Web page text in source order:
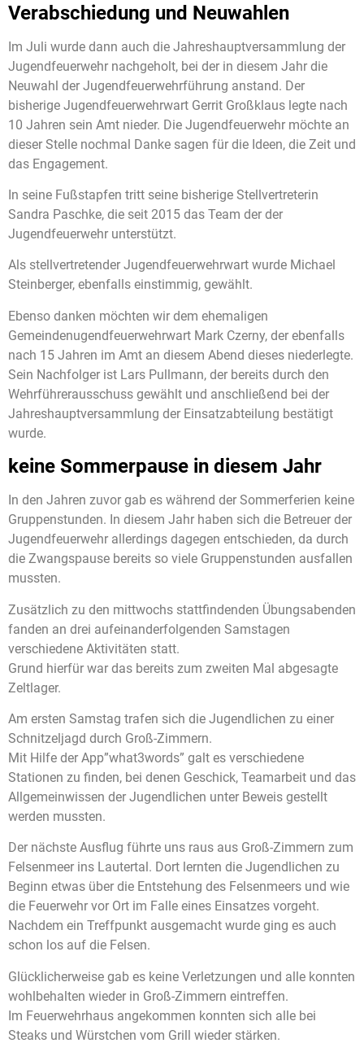
Verabschiedung und Neuwahlen
Im Juli wurde dann auch die Jahreshauptversammlung der
Jugendfeuerwehr nachgeholt, bei der in diesem Jahr die
Neuwahl der Jugendfeuerwehrführung anstand. Der
bisherige Jugendfeuerwehrwart Gerrit Großklaus legte nach
10 Jahren sein Amt nieder. Die Jugendfeuerwehr möchte an
dieser Stelle nochmal Danke sagen für die Ideen, die Zeit und
das Engagement.
In seine Fußstapfen tritt seine bisherige Stellvertreterin
Sandra Paschke, die seit 2015 das Team der der
Jugendfeuerwehr unterstützt.
Als stellvertretender Jugendfeuerwehrwart wurde Michael
Steinberger, ebenfalls einstimmig, gewählt.
Ebenso danken möchten wir dem ehemaligen
Gemeindenugendfeuerwehrwart Mark Czerny, der ebenfalls
nach 15 Jahren im Amt an diesem Abend dieses niederlegte.
Sein Nachfolger ist Lars Pullmann, der bereits durch den
Wehrführerausschuss gewählt und anschließend bei der
Jahreshauptversammlung der Einsatzabteilung bestätigt
wurde.
keine Sommerpause in diesem Jahr
In den Jahren zuvor gab es während der Sommerferien keine
Gruppenstunden. In diesem Jahr haben sich die Betreuer der
Jugendfeuerwehr allerdings dagegen entschieden, da durch
die Zwangspause bereits so viele Gruppenstunden ausfallen
mussten.
Zusätzlich zu den mittwochs stattfindenden Übungsabenden
fanden an drei aufeinanderfolgenden Samstagen
verschiedene Aktivitäten statt.
Grund hierfür war das bereits zum zweiten Mal abgesagte
Zeltlager.
Am ersten Samstag trafen sich die Jugendlichen zu einer
Schnitzeljagd durch Groß-Zimmern.
Mit Hilfe der App”what3words” galt es verschiedene
Stationen zu finden, bei denen Geschick, Teamarbeit und das
Allgemeinwissen der Jugendlichen unter Beweis gestellt
werden mussten.
Der nächste Ausflug führte uns raus aus Groß-Zimmern zum
Felsenmeer ins Lautertal. Dort lernten die Jugendlichen zu
Beginn etwas über die Entstehung des Felsenmeers und wie
die Feuerwehr vor Ort im Falle eines Einsatzes vorgeht.
Nachdem ein Treffpunkt ausgemacht wurde ging es auch
schon los auf die Felsen.
Glücklicherweise gab es keine Verletzungen und alle konnten
wohlbehalten wieder in Groß-Zimmern eintreffen.
Im Feuerwehrhaus angekommen konnten sich alle bei
Steaks und Würstchen vom Grill wieder stärken.